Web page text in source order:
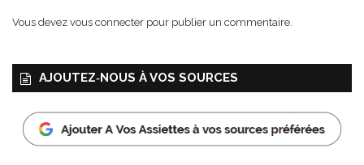
Vous devez vous connecter pour publier un commentaire.
AJOUTEZ‑NOUS À VOS SOURCES